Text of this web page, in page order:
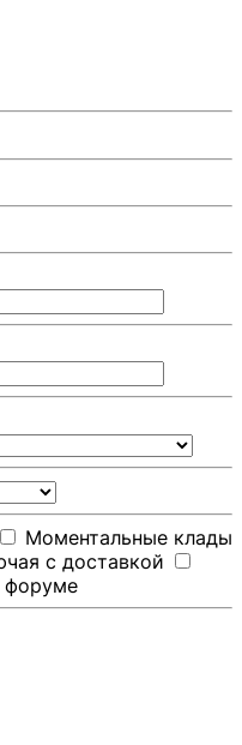
Моментальные клады
с доставкой
форуме